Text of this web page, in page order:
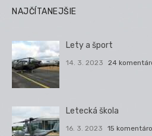
NAJČÍTANEJŠIE
Lety a šport
14. 3. 2023 24
Letecká škola
16. 3. 2023 15